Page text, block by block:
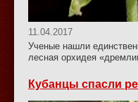
11.04.2017
Ученые нашли
лесная орхидея
Кубанцы спасли